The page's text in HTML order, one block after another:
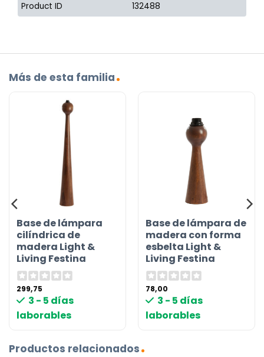
Product ID
132488
Más de esta familia
Base de lámpara
cilíndrica de
madera Light &
Living Festina
299,75
3 - 5 días
laborables
Base de lámpara de
madera con forma
esbelta Light &
Living Festina
78,00
3 - 5 días
laborables
Productos relacionados